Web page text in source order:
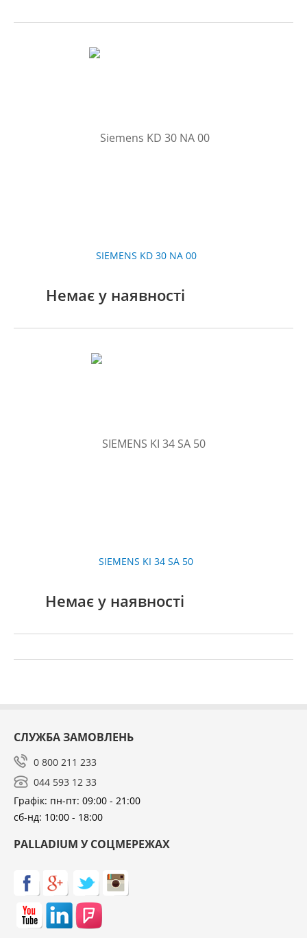
SIEMENS KD 30 NA 00
Немає у наявності
SIEMENS KI 34 SA 50
Немає у наявності
СЛУЖБА ЗАМОВЛЕНЬ
0 800 211 233
044 593 12 33
Графік: пн-пт: 09:00 - 21:00
сб-нд: 10:00 - 18:00
PALLADIUM У СОЦМЕРЕЖАХ